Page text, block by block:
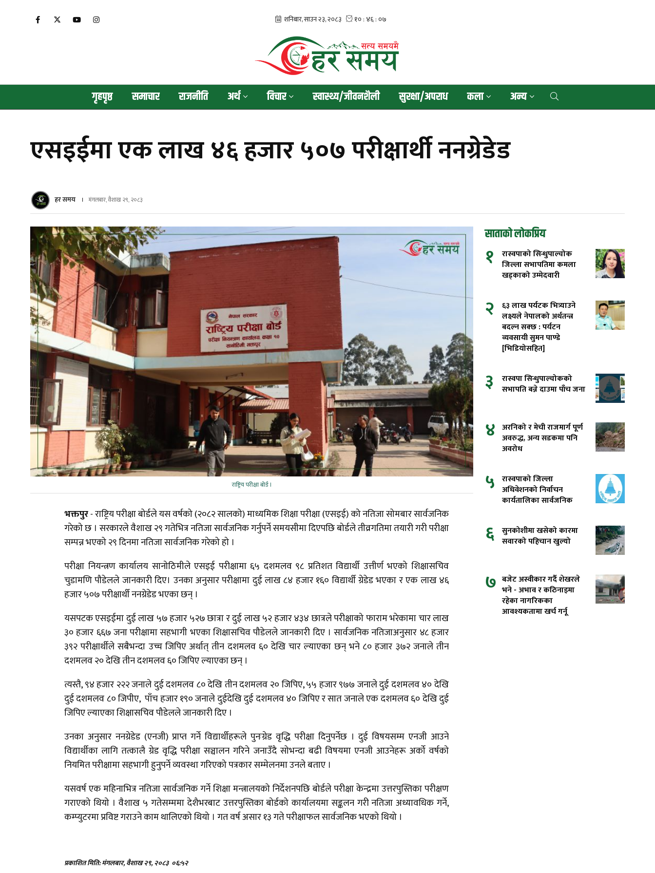
गृहपृष्ठ समाचार राजनीति अर्थ विचार स्वास्थ्य/जीवनशैली सुरक्षा/अपराध कला अन्य
एसइईमा एक लाख ४६ हजार ५०७ परीक्षार्थी ननग्रेडेड
हर समय मंगलबार, वैशाख २९, २०८३
राष्ट्रिय परीक्षा बोर्ड ।
भक्तपुर- राष्ट्रिय परीक्षा बोर्डले यस वर्षको (२०८२ सालको) माध्यमिक शिक्षा परीक्षा (एसइई) को नतिजा सोमबार सार्वजनिक
गरेको छ । सरकारले वैशाख २९ गतेभित्र नतिजा सार्वजनिक गर्नुपर्ने समयसीमा दिएपछि बोर्डले तीव्रगतिमा तयारी गरी परीक्षा
सम्पन्न भएको २९ दिनमा नतिजा सार्वजनिक गरेको हो ।
परीक्षा नियन्त्रण कार्यालय सानोठिमीले एसइई परीक्षामा ६५ दशमलव ९८ प्रतिशत विद्यार्थी उत्तीर्ण भएको शिक्षासचिव
चुडामणि पौडेलले जानकारी दिए। उनका अनुसार परीक्षामा दुई लाख ८४ हजार १६० विद्यार्थी ग्रेडेड भएका र एक लाख ४६
हजार ५०७ परीक्षार्थी ननग्रेडेड भएका छन् ।
यसपटक एसइईमा दुई लाख ५७ हजार ५२७ छात्रा र दुई लाख ५२ हजार ४३४ छात्रले परीक्षाको फाराम भरेकामा चार लाख
३० हजार ६६७ जना परीक्षामा सहभागी भएका शिक्षासचिव पौडेलले जानकारी दिए । सार्वजनिक नतिजाअनुसार ४८ हजार
३९२ परीक्षार्थीले सबैभन्दा उच्च जिपिए अर्थात् तीन दशमलव ६० देखि चार ल्याएका छन् भने ८० हजार ३७२ जनाले तीन
दशमलव २० देखि तीन दशमलव ६० जिपिए ल्याएका छन् ।
त्यस्तै, ९४ हजार २२२ जनाले दुई दशमलव ८० देखि तीन दशमलव २० जिपिए, ५५ हजार ९७७ जनाले दुई दशमलव ४० देखि
दुई दशमलव ८० जिपीए, पाँच हजार १९० जनाले दुईदेखि दुई दशमलव ४० जिपिए र सात जनाले एक दशमलव ६० देखि दुई
जिपिए ल्याएका शिक्षासचिव पौडेलले जानकारी दिए ।
उनका अनुसार ननग्रेडेड (एनजी) प्राप्त गर्ने विद्यार्थीहरूले पुनःग्रेड वृद्धि परीक्षा दिनुपर्नेछ । दुई विषयसम्म एनजी आउने
विद्यार्थीका लागि तत्कालै ग्रेड वृद्धि परीक्षा सञ्चालन गरिने जनाउँदै सोभन्दा बढी विषयमा एनजी आउनेहरू अर्को वर्षको
नियमित परीक्षामा सहभागी हुनुपर्ने व्यवस्था गरिएको पत्रकार सम्मेलनमा उनले बताए ।
यसवर्ष एक महिनाभित्र नतिजा सार्वजनिक गर्ने शिक्षा मन्त्रालयको निर्देशनपछि बोर्डले परीक्षा केन्द्रमा उत्तरपुस्तिका परीक्षण
गराएको थियो । वैशाख ५ गतेसम्ममा देशैभरबाट उत्तरपुस्तिका बोर्डको कार्यालयमा सङ्कलन गरी नतिजा अध्यावधिक गर्ने,
कम्प्युटरमा प्रविष्ट गराउने काम थालिएको थियो । गत वर्ष असार १३ गते परीक्षाफल सार्वजनिक भएको थियो ।
प्रकाशित मिति: मंगलबार, वैशाख २९, २०८३ ०६:५२
साताको लोकप्रिय
१
रास्वपाको सिन्धुपाल्चोक
जिल्ला सभापतिमा कमला
खड्काको उम्मेदवारी
२
६३ लाख पर्यटक भित्र्याउने
लक्ष्यले नेपालको अर्थतन्त्र
बदल्न सक्छ : पर्यटन
व्यवसायी सुमन पाण्डे
[भिडियोसहित]
३
रास्वपा सिन्धुपाल्चोकको
सभापति बन्ने दाउमा पाँच जना
४ अरनिको र मेची राजमार्ग पूर्ण
अवरुद्ध, अन्य सडकमा पनि
अवरोध
५ रास्वपाको जिल्ला
अधिवेशनको निर्वाचन
कार्यतालिका सार्वजनिक
६ सुनकोशीमा खसेको कारमा
सवारको पहिचान खुल्यो
७ बजेट अस्वीकार गर्दै शेखरले
भने - अभाव र कठिनाइमा
रहेका नागरिकका
आवश्यकतामा खर्च गर्नू